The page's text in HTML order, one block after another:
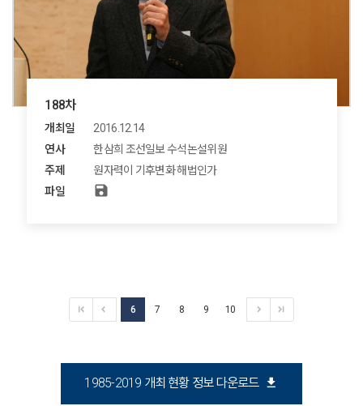
188차
개최일
2016.12.14
연사
한삼희 조선일보 수석논설위원
주제
원자력이 기후변화 해법인가
파일
save
6 7 8 9 10
1985-2019 개최 현황 정보 다운로드 download